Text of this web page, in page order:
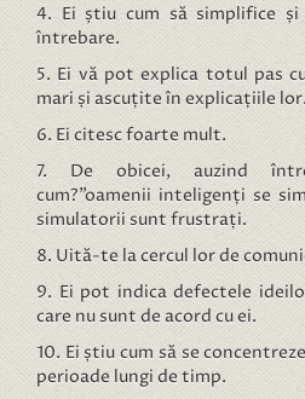
4. Ei știu cum să simplifice
întrebare.
5. Ei vă pot explica totul pas
mari și ascuțite în explicațiile lor.
6. Ei citesc foarte mult.
7. De obicei, auzind
cum?”oamenii inteligenți se
simulatorii sunt frustrați.
8. Uită-te la cercul lor de
9. Ei pot indica defectele
care nu sunt de acord cu ei.
10. Ei știu cum să se
perioade lungi de timp.